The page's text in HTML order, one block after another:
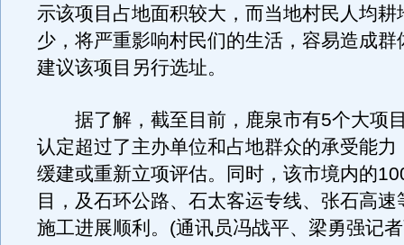
示该项目占地面积较大，而当地村民人均耕
少，将严重影响村民们的生活，容易造成群
建议该项目另行选址。
据了解，截至目前，鹿泉市有5个大项
认定超过了主办单位和占地群众的承受能力
缓建或重新立项评估。同时，该市境内的
目，及石环公路、石太客运专线、张石高速
施工进展顺利。(通讯员冯战平、梁勇强记